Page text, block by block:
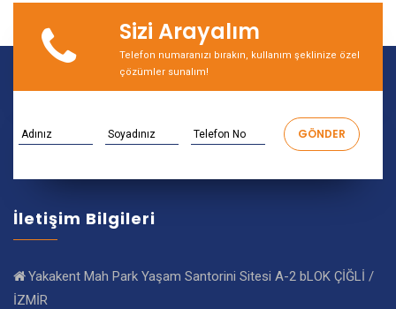
Sizi Arayalım
Telefon numaranızı bırakın, kullanım şeklinize özel
çözümler sunalım!
İletişim Bilgileri
Yakakent Mah Park Yaşam Santorini Sitesi A-2 bLOK ÇİĞLİ /
İZMİR